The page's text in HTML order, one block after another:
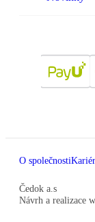
O společnosti
Čedok a.s
Návrh a realizace